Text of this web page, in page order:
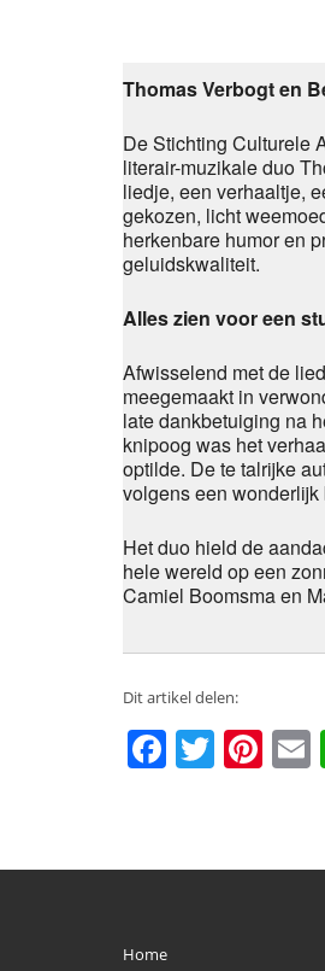
Thomas Verbogt en
De Stichting Culturele
literair-muzikale duo
liedje, een verhaaltje,
gekozen, licht
herkenbare humor en
geluidskwaliteit.
Alles zien voor een
Afwisselend met de
meegemaakt in
late dankbetuiging na
knipoog was het
optilde. De te talrijke
volgens een
Het duo hield de
hele wereld op een
Camiel Boomsma en
Dit artikel delen:
Home